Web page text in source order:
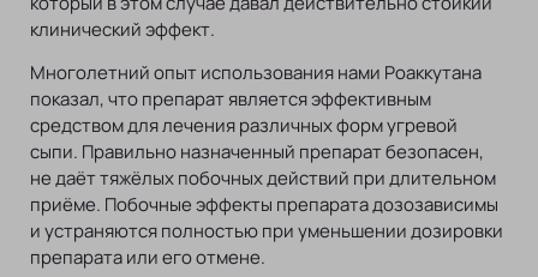
клинический эффект.
Многолетний опыт использования нами Роаккутана
показал, что препарат является эффективным
средством для лечения различных форм угревой
сыпи. Правильно назначенный препарат безопасен,
не даёт тяжёлых побочных действий при длительном
приёме. Побочные эффекты препарата дозозависимы
и устраняются полностью при уменьшении дозировки
препарата или его отмене.